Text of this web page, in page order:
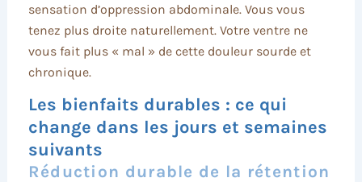
sensation d’oppression abdominale. Vous vous
tenez plus droite naturellement. Votre ventre ne
vous fait plus « mal » de cette douleur sourde et
chronique.
Les bienfaits durables : ce qui
change dans les jours et semaines
suivants
Réduction durable de la rétention